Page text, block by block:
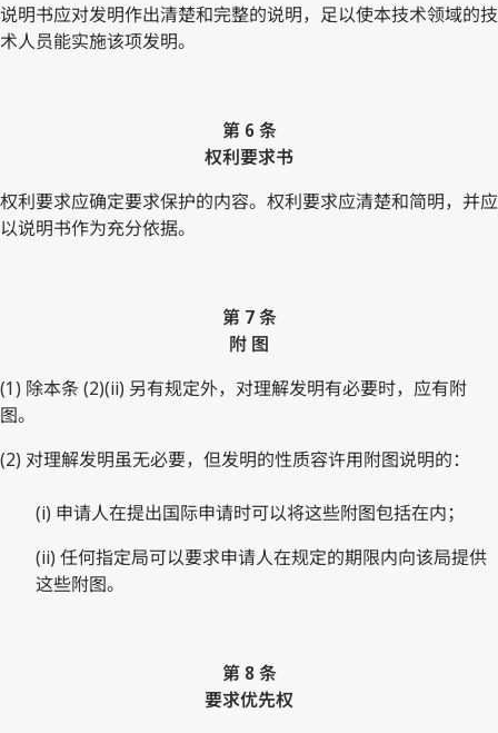
说明书应对发明作出清楚和完整的说明，足以使本技术领域的技
术人员能实施该项发明。
第 6 条
权利要求书
权利要求应确定要求保护的内容。权利要求应清楚和简明，并应
以说明书作为充分依据。
第 7 条
附 图
(1) 除本条 (2)(ii) 另有规定外，对理解发明有必要时，应有附
图。
(2) 对理解发明虽无必要，但发明的性质容许用附图说明的：
(i) 申请人在提出国际申请时可以将这些附图包括在内；
(ii) 任何指定局可以要求申请人在规定的期限内向该局提供
这些附图。
第 8 条
要求优先权